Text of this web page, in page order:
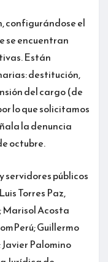
configurándose el
se encuentran
Están
destitución,
del cargo (de
lo que solicitamos
la denuncia
octubre.
servidores públicos
Torres Paz,
Marisol Acosta
Guillermo
Palomino